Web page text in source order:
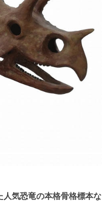
気恐竜の本格骨格標本な